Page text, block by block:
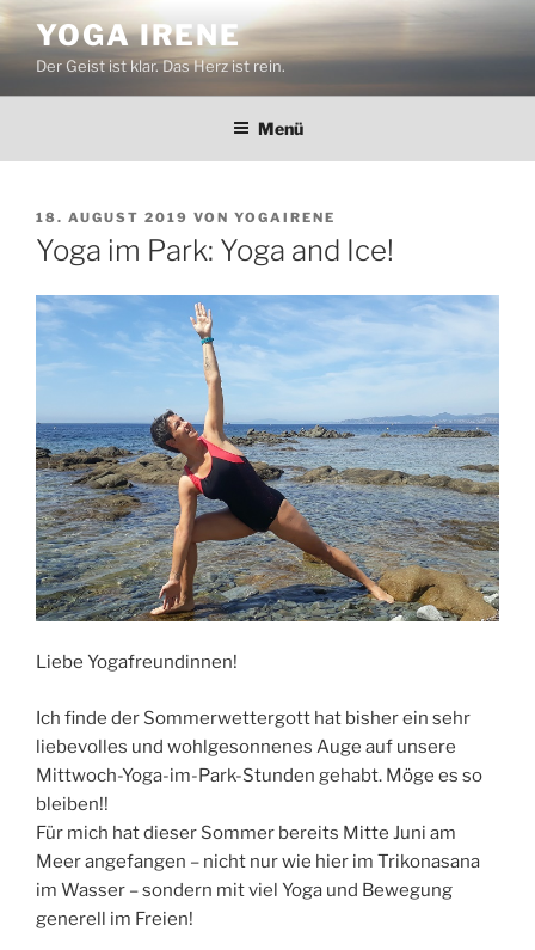
Zum
Inhalt
springen
YOGA IRENE
Der Geist ist klar. Das Herz ist rein.
Menü
VERÖFFENTLICHT
AM
18. AUGUST 2019 VON YOGAIRENE
Yoga im Park: Yoga and Ice!
Liebe Yogafreundinnen!
Ich finde der Sommerwettergott hat bisher ein sehr
liebevolles und wohlgesonnenes Auge auf unsere
Mittwoch-Yoga-im-Park-Stunden gehabt. Möge es so
bleiben!!
Für mich hat dieser Sommer bereits Mitte Juni am
Meer angefangen – nicht nur wie hier im Trikonasana
im Wasser – sondern mit viel Yoga und Bewegung
generell im Freien!